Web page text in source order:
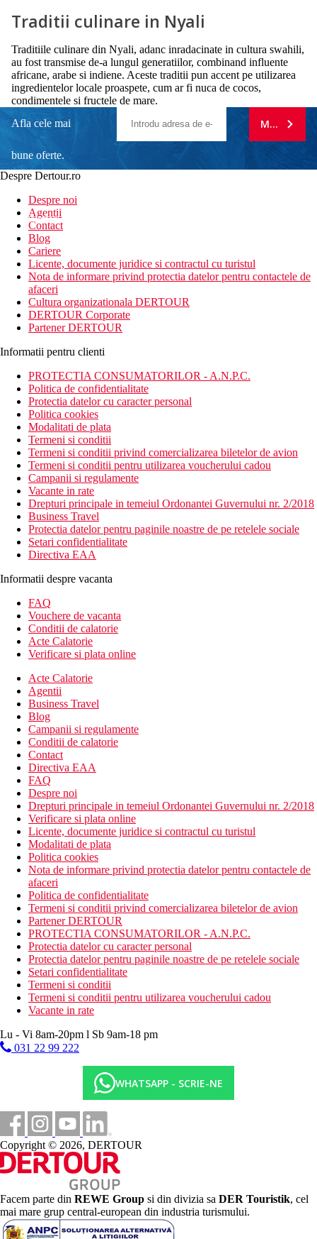
Traditii culinare in Nyali
Traditiile culinare din Nyali, adanc inradacinate in cultura swahili,
au fost transmise de-a lungul generatiilor, combinand influente
africane, arabe si indiene. Aceste traditii pun accent pe utilizarea
ingredientelor locale proaspete, cum ar fi nuca de cocos,
condimentele si fructele de mare.
Afla cele mai
bune oferte.
newsletter!
MA
Despre Dertour.ro
Despre noi
Agentii
Contact
Blog
Cariere
Licente, documente juridice si contractul cu turistul
Nota de informare privind protectia datelor pentru contactele de
afaceri
Cultura organizationala DERTOUR
DERTOUR Corporate
Partener DERTOUR
Informatii pentru clienti
PROTECTIA CONSUMATORILOR - A.N.P.C.
Politica de confidentialitate
Protectia datelor cu caracter personal
Politica cookies
Modalitati de plata
Termeni si conditii
Termeni si conditii privind comercializarea biletelor de avion
Termeni si conditii pentru utilizarea voucherului cadou
Campanii si regulamente
Vacante in rate
Drepturi principale in temeiul Ordonantei Guvernului nr. 2/2018
Business Travel
Protectia datelor pentru paginile noastre de pe retelele sociale
Setari confidentialitate
Directiva EAA
Informatii despre vacanta
FAQ
Vouchere de vacanta
Conditii de calatorie
Acte Calatorie
Verificare si plata online
Acte Calatorie
Agentii
Business Travel
Blog
Campanii si regulamente
Conditii de calatorie
Contact
Directiva EAA
FAQ
Despre noi
Drepturi principale in temeiul Ordonantei Guvernului nr. 2/2018
Verificare si plata online
Licente, documente juridice si contractul cu turistul
Modalitati de plata
Politica cookies
Nota de informare privind protectia datelor pentru contactele de
afaceri
Politica de confidentialitate
Termeni si conditii privind comercializarea biletelor de avion
Partener DERTOUR
PROTECTIA CONSUMATORILOR - A.N.P.C.
Protectia datelor cu caracter personal
Protectia datelor pentru paginile noastre de pe retelele sociale
Setari confidentialitate
Termeni si conditii
Termeni si conditii pentru utilizarea voucherului cadou
Vacante in rate
Lu - Vi 8am-20pm l Sb 9am-18 pm
031 22 99 222
WHATSAPP - SCRIE-NE
Copyright © 2026, DERTOUR
Facem parte din REWE Group si din divizia sa DER Touristik, cel
mai mare grup central-european din industria turismului.